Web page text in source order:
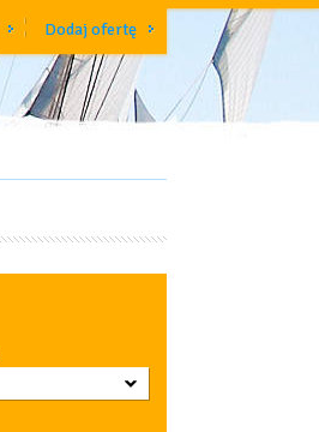
Dodaj ofertę